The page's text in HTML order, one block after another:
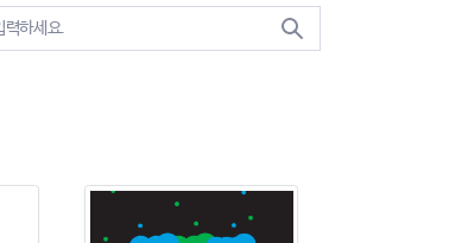
뉴스레터